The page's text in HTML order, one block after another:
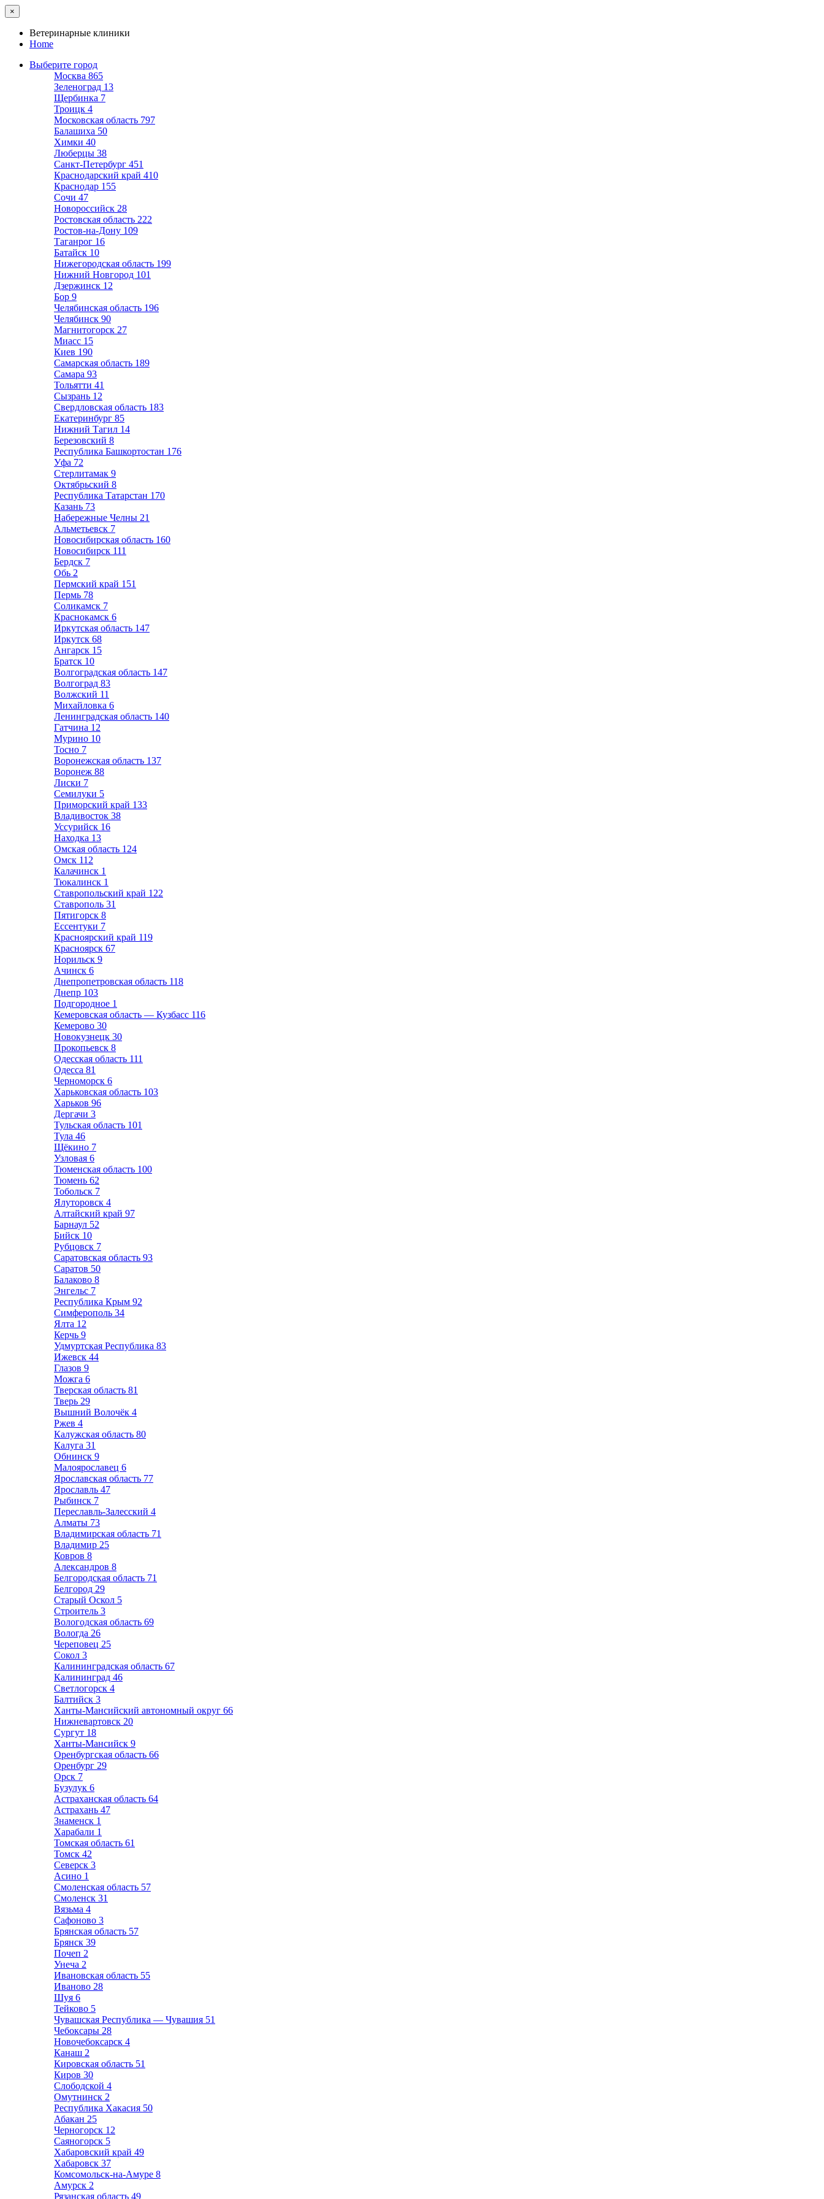
×
Ветеринарные клиники
Home
Выберите город
Москва 865
Зеленоград 13
Щербинка 7
Троицк 4
Московская область 797
Балашиха 50
Химки 40
Люберцы 38
Санкт-Петербург 451
Краснодарский край 410
Краснодар 155
Сочи 47
Новороссийск 28
Ростовская область 222
Ростов-на-Дону 109
Таганрог 16
Батайск 10
Нижегородская область 199
Нижний Новгород 101
Дзержинск 12
Бор 9
Челябинская область 196
Челябинск 90
Магнитогорск 27
Миасс 15
Киев 190
Самарская область 189
Самара 93
Тольятти 41
Сызрань 12
Свердловская область 183
Екатеринбург 85
Нижний Тагил 14
Березовский 8
Республика Башкортостан 176
Уфа 72
Стерлитамак 9
Октябрьский 8
Республика Татарстан 170
Казань 73
Набережные Челны 21
Альметьевск 7
Новосибирская область 160
Новосибирск 111
Бердск 7
Обь 2
Пермский край 151
Пермь 78
Соликамск 7
Краснокамск 6
Иркутская область 147
Иркутск 68
Ангарск 15
Братск 10
Волгоградская область 147
Волгоград 83
Волжский 11
Михайловка 6
Ленинградская область 140
Гатчина 12
Мурино 10
Тосно 7
Воронежская область 137
Воронеж 88
Лиски 7
Семилуки 5
Приморский край 133
Владивосток 38
Уссурийск 16
Находка 13
Омская область 124
Омск 112
Калачинск 1
Тюкалинск 1
Ставропольский край 122
Ставрополь 31
Пятигорск 8
Ессентуки 7
Красноярский край 119
Красноярск 67
Норильск 9
Ачинск 6
Днепропетровская область 118
Днепр 103
Подгородное 1
Кемеровская область — Кузбасс 116
Кемерово 30
Новокузнецк 30
Прокопьевск 8
Одесская область 111
Одесса 81
Черноморск 6
Харьковская область 103
Харьков 96
Дергачи 3
Тульская область 101
Тула 46
Щёкино 7
Узловая 6
Тюменская область 100
Тюмень 62
Тобольск 7
Ялуторовск 4
Алтайский край 97
Барнаул 52
Бийск 10
Рубцовск 7
Саратовская область 93
Саратов 50
Балаково 8
Энгельс 7
Республика Крым 92
Симферополь 34
Ялта 12
Керчь 9
Удмуртская Республика 83
Ижевск 44
Глазов 9
Можга 6
Тверская область 81
Тверь 29
Вышний Волочёк 4
Ржев 4
Калужская область 80
Калуга 31
Обнинск 9
Малоярославец 6
Ярославская область 77
Ярославль 47
Рыбинск 7
Переславль-Залесский 4
Алматы 73
Владимирская область 71
Владимир 25
Ковров 8
Александров 8
Белгородская область 71
Белгород 29
Старый Оскол 5
Строитель 3
Вологодская область 69
Вологда 26
Череповец 25
Сокол 3
Калининградская область 67
Калининград 46
Светлогорск 4
Балтийск 3
Ханты-Мансийский автономный округ 66
Нижневартовск 20
Сургут 18
Ханты-Мансийск 9
Оренбургская область 66
Оренбург 29
Орск 7
Бузулук 6
Астраханская область 64
Астрахань 47
Знаменск 1
Харабали 1
Томская область 61
Томск 42
Северск 3
Асино 1
Смоленская область 57
Смоленск 31
Вязьма 4
Сафоново 3
Брянская область 57
Брянск 39
Почеп 2
Унеча 2
Ивановская область 55
Иваново 28
Шуя 6
Тейково 5
Чувашская Республика — Чувашия 51
Чебоксары 28
Новочебоксарск 4
Канаш 2
Кировская область 51
Киров 30
Слободской 4
Омутнинск 2
Республика Хакасия 50
Абакан 25
Черногорск 12
Саяногорск 5
Хабаровский край 49
Хабаровск 37
Комсомольск-на-Амуре 8
Амурск 2
Рязанская область 49